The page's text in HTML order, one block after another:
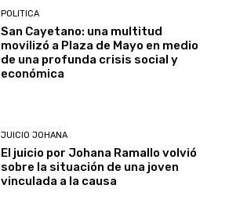
POLITICA
San Cayetano: una multitud
movilizó a Plaza de Mayo en medio
de una profunda crisis social y
económica
JUICIO JOHANA
El juicio por Johana Ramallo volvió
sobre la situación de una joven
vinculada a la causa